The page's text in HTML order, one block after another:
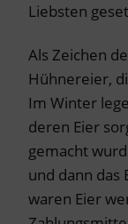
Liebsten
Als Zeichen
Hühnereier,
Im Winter
deren Eier
gemacht
und dann das
waren Eier